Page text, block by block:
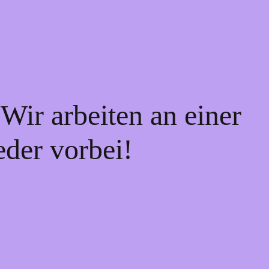
arbeiten an einer
vorbei!